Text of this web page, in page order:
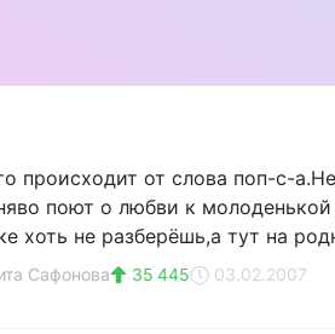
происходит от слова поп-с-
поют о любви к
хоть не разберёшь,а тут на
Сафонова 35 445 03.02.2007